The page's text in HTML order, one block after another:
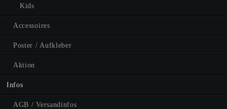
Kids
Accessoires
Poster / Aufkleber
Aktion
Infos
AGB / Versandinfos